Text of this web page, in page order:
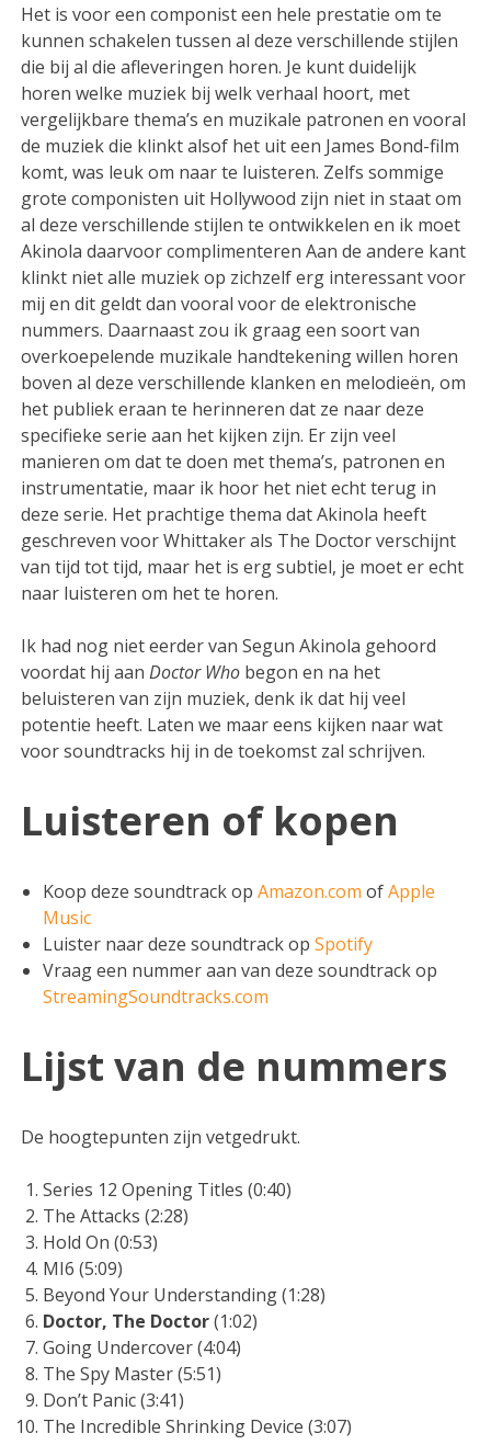
Het is voor een componist een hele prestatie om te
kunnen schakelen tussen al deze verschillende stijlen
die bij al die afleveringen horen. Je kunt duidelijk
horen welke muziek bij welk verhaal hoort, met
vergelijkbare thema’s en muzikale patronen en vooral
de muziek die klinkt alsof het uit een James Bond-film
komt, was leuk om naar te luisteren. Zelfs sommige
grote componisten uit Hollywood zijn niet in staat om
al deze verschillende stijlen te ontwikkelen en ik moet
Akinola daarvoor complimenteren Aan de andere kant
klinkt niet alle muziek op zichzelf erg interessant voor
mij en dit geldt dan vooral voor de elektronische
nummers. Daarnaast zou ik graag een soort van
overkoepelende muzikale handtekening willen horen
boven al deze verschillende klanken en melodieën, om
het publiek eraan te herinneren dat ze naar deze
specifieke serie aan het kijken zijn. Er zijn veel
manieren om dat te doen met thema’s, patronen en
instrumentatie, maar ik hoor het niet echt terug in
deze serie. Het prachtige thema dat Akinola heeft
geschreven voor Whittaker als The Doctor verschijnt
van tijd tot tijd, maar het is erg subtiel, je moet er echt
naar luisteren om het te horen.
Ik had nog niet eerder van Segun Akinola gehoord
voordat hij aanDoctor Who begon en na het
beluisteren van zijn muziek, denk ik dat hij veel
potentie heeft. Laten we maar eens kijken naar wat
voor soundtracks hij in de toekomst zal schrijven.
Luisteren of kopen
Koop deze soundtrack opAmazon.com ofApple
Music
Luister naar deze soundtrack opSpotify
Vraag een nummer aan van deze soundtrack op
StreamingSoundtracks.com
Lijst van de nummers
De hoogtepunten zijn vetgedrukt.
Series 12 Opening Titles (0:40)
The Attacks (2:28)
Hold On (0:53)
MI6 (5:09)
Beyond Your Understanding (1:28)
Doctor, The Doctor(1:02)
Going Undercover (4:04)
The Spy Master (5:51)
Don’t Panic (3:41)
The Incredible Shrinking Device (3:07)